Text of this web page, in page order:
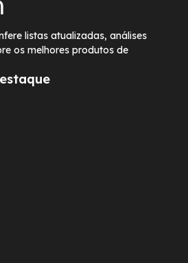
listas atualizadas, análises
os melhores produtos de